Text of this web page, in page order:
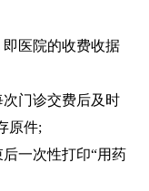
医院的收费收据
门诊交费后及时
原件;
一次性打印“用药